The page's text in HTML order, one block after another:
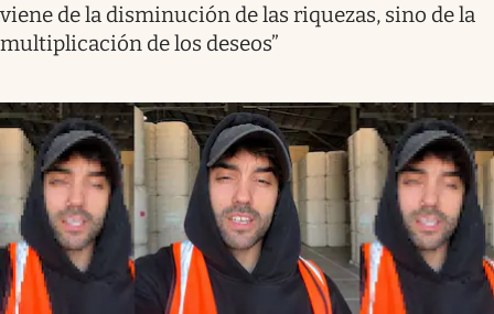
viene de la disminución de las riquezas, sino de la
multiplicación de los deseos”